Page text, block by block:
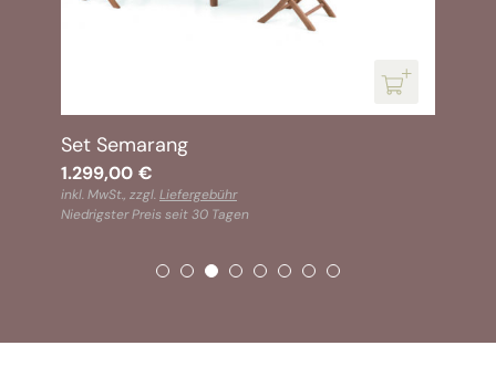
Set Semarang
1.299,00 €
inkl. MwSt., zzgl.Liefergebühr
Niedrigster Preis seit 30 Tagen